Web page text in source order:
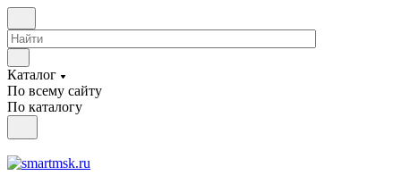
Каталог
По всему сайту
По каталогу